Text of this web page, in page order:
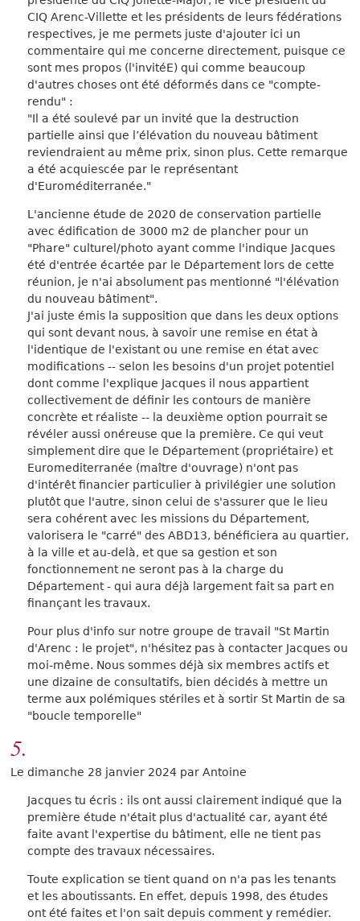
CIQ Arenc-Villette et les présidents de leurs fédérations
respectives, je me permets juste d'ajouter ici un
commentaire qui me concerne directement, puisque ce
sont mes propos (l'invitéE) qui comme beaucoup
d'autres choses ont été déformés dans ce "compte-
rendu" :
"Il a été soulevé par un invité que la destruction
partielle ainsi que l’élévation du nouveau bâtiment
reviendraient au même prix, sinon plus. Cette remarque
a été acquiescée par le représentant
d'Euroméditerranée."
L'ancienne étude de 2020 de conservation partielle
avec édification de 3000 m2 de plancher pour un
"Phare" culturel/photo ayant comme l'indique Jacques
été d'entrée écartée par le Département lors de cette
réunion, je n'ai absolument pas mentionné "l'élévation
du nouveau bâtiment".
J'ai juste émis la supposition que dans les deux options
qui sont devant nous, à savoir une remise en état à
l'identique de l'existant ou une remise en état avec
modifications -- selon les besoins d'un projet potentiel
dont comme l'explique Jacques il nous appartient
collectivement de définir les contours de manière
concrète et réaliste -- la deuxième option pourrait se
révéler aussi onéreuse que la première. Ce qui veut
simplement dire que le Département (propriétaire) et
Euromediterranée (maître d'ouvrage) n'ont pas
d'intérêt financier particulier à privilégier une solution
plutôt que l'autre, sinon celui de s'assurer que le lieu
sera cohérent avec les missions du Département,
valorisera le "carré" des ABD13, bénéficiera au quartier,
à la ville et au-delà, et que sa gestion et son
fonctionnement ne seront pas à la charge du
Département - qui aura déjà largement fait sa part en
finançant les travaux.
Pour plus d'info sur notre groupe de travail "St Martin
d'Arenc : le projet", n'hésitez pas à contacter Jacques ou
moi-même. Nous sommes déjà six membres actifs et
une dizaine de consultatifs, bien décidés à mettre un
terme aux polémiques stériles et à sortir St Martin de sa
"boucle temporelle"
5.
Le dimanche 28 janvier 2024 par Antoine
Jacques tu écris : ils ont aussi clairement indiqué que la
première étude n'était plus d'actualité car, ayant été
faite avant l'expertise du bâtiment, elle ne tient pas
compte des travaux nécessaires.
Toute explication se tient quand on n'a pas les tenants
et les aboutissants. En effet, depuis 1998, des études
ont été faites et l'on sait depuis comment y remédier.